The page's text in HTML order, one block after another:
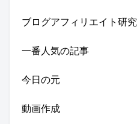
ブログアフィリエイト研究
一番人気の記事
今日の元
動画作成